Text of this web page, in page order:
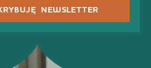
NEWSLETTER